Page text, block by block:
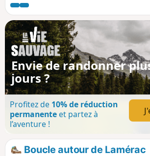
milieu des bois et beaucoup de points de
du cheminement à découvrir.
Envie de randonner
jours ?
Profitez de 10% de réduction
permanenteet partez à
l’aventure !
Boucle autour de Lamérac